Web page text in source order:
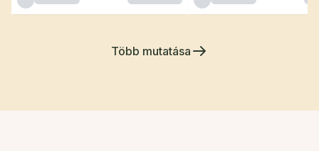
Több mutatása